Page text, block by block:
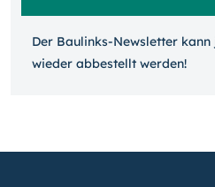
Der Baulinks-Newsletter
wieder ab­bestellt werden!